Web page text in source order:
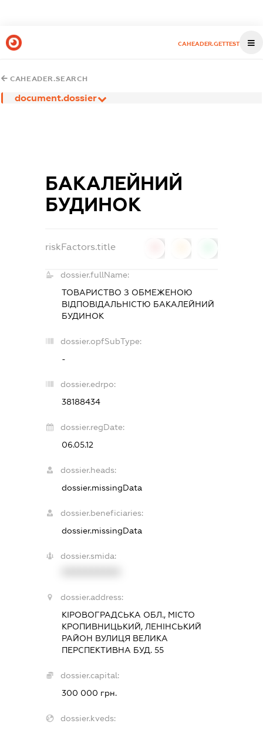
CAHEADER.GETTEST
CAHEADER.SEARCH
document.dossier
БАКАЛЕЙНИЙ
БУДИНОК
riskFactors.title
dossier.fullName:
ТОВАРИСТВО З ОБМЕЖЕНОЮ
ВІДПОВІДАЛЬНІСТЮ БАКАЛЕЙНИЙ
БУДИНОК
dossier.opfSubType:
-
dossier.edrpo:
38188434
dossier.regDate:
06.05.12
dossier.heads:
dossier.missingData
dossier.beneficiaries:
dossier.missingData
dossier.smida:
dossier.address:
КІРОВОГРАДСЬКА ОБЛ., МІСТО
КРОПИВНИЦЬКИЙ, ЛЕНІНСЬКИЙ
РАЙОН ВУЛИЦЯ ВЕЛИКА
ПЕРСПЕКТИВНА БУД. 55
dossier.capital:
300 000 грн.
dossier.kveds: